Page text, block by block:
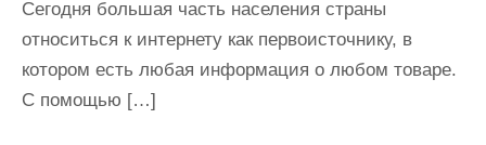
Сегодня большая часть населения страны
относиться к интернету как первоисточнику, в
котором есть любая информация о любом товаре.
С помощью […]